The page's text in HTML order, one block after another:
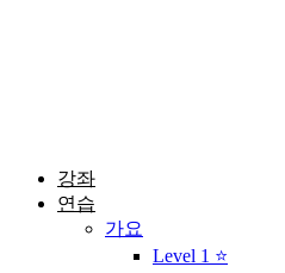
강좌
연습
가요
Level 1 ⭐